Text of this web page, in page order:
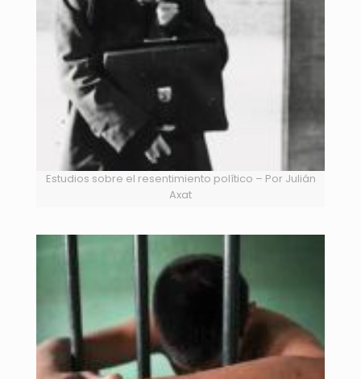
Estudios sobre el resentimiento político – Por Julián
Axat